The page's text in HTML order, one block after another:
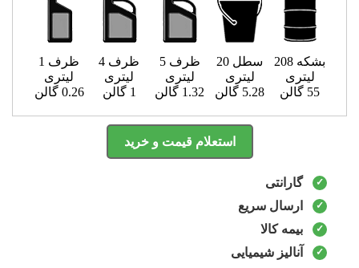
بشکه 208
لیتری
55 گالن
سطل 20
لیتری
5.28 گالن
ظرف 5
لیتری
1.32 گالن
ظرف 4
لیتری
1 گالن
ظرف 1
لیتری
0.26 گالن
استعلام قیمت و خرید
گارانتی
ارسال سریع
بیمه کالا
آنالیز شیمیایی